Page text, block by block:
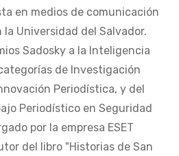
en medios de comunicación
Universidad del Salvador.
Sadosky a la Inteligencia
de Investigación
Periodística, y del
Periodístico en Seguridad
por la empresa ESET
del libro "Historias de San